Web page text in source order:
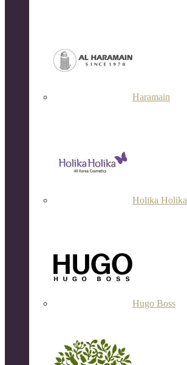
Haramain
Holika Holika
Hugo Boss